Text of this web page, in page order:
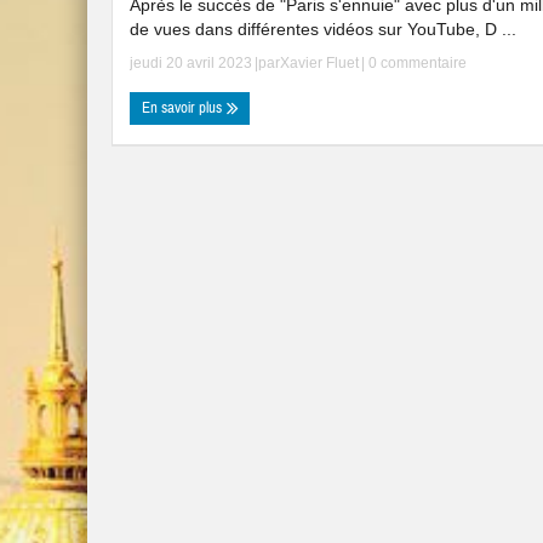
Après le succès de "Paris s'ennuie" avec plus d'un
de vues dans différentes vidéos sur YouTube, D ...
jeudi 20 avril 2023 |parXavier Fluet 0 commentaire
En savoir plus